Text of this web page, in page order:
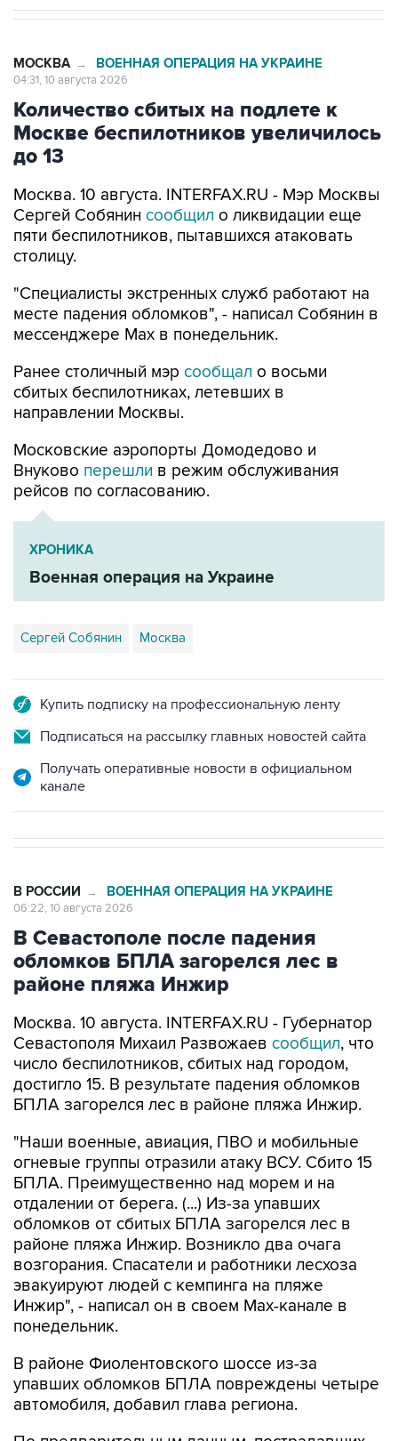
МОСКВА → ВОЕННАЯ ОПЕРАЦИЯ НА УКРАИНЕ
04:31, 10 августа 2026
Количество сбитых на подлете к
Москве беспилотников увеличилось
до 13
Москва. 10 августа. INTERFAX.RU - Мэр Москвы
Сергей Собянин сообщил о ликвидации еще
пяти беспилотников, пытавшихся атаковать
столицу.
"Специалисты экстренных служб работают на
месте падения обломков", - написал Собянин в
мессенджере Max в понедельник.
Ранее столичный мэр сообщал о восьми
сбитых беспилотниках, летевших в
направлении Москвы.
Московские аэропорты Домодедово и
Внуково перешли в режим обслуживания
рейсов по согласованию.
ХРОНИКА
Военная операция на Украине
Сергей Собянин Москва
Купить подписку на профессиональную ленту
Подписаться на рассылку главных новостей сайта
Получать оперативные новости в официальном
канале
В РОССИИ → ВОЕННАЯ ОПЕРАЦИЯ НА УКРАИНЕ
06:22, 10 августа 2026
В Севастополе после падения
обломков БПЛА загорелся лес в
районе пляжа Инжир
Москва. 10 августа. INTERFAX.RU - Губернатор
Севастополя Михаил Развожаев сообщил, что
число беспилотников, сбитых над городом,
достигло 15. В результате падения обломков
БПЛА загорелся лес в районе пляжа Инжир.
"Наши военные, авиация, ПВО и мобильные
огневые группы отразили атаку ВСУ. Сбито 15
БПЛА. Преимущественно над морем и на
отдалении от берега. (...) Из-за упавших
обломков от сбитых БПЛА загорелся лес в
районе пляжа Инжир. Возникло два очага
возгорания. Спасатели и работники лесхоза
эвакуируют людей с кемпинга на пляже
Инжир", - написал он в своем Мах-канале в
понедельник.
В районе Фиолентовского шоссе из-за
упавших обломков БПЛА повреждены четыре
автомобиля, добавил глава региона.